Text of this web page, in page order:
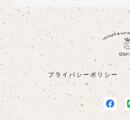
プライバシーポリシー